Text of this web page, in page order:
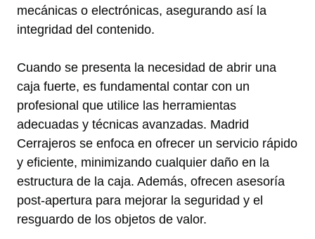
mecánicas o electrónicas, asegurando así la
integridad del contenido.
Cuando se presenta la necesidad de abrir una
caja fuerte, es fundamental contar con un
profesional que utilice las herramientas
adecuadas y técnicas avanzadas. Madrid
Cerrajeros se enfoca en ofrecer un servicio rápido
y eficiente, minimizando cualquier daño en la
estructura de la caja. Además, ofrecen asesoría
post-apertura para mejorar la seguridad y el
resguardo de los objetos de valor.